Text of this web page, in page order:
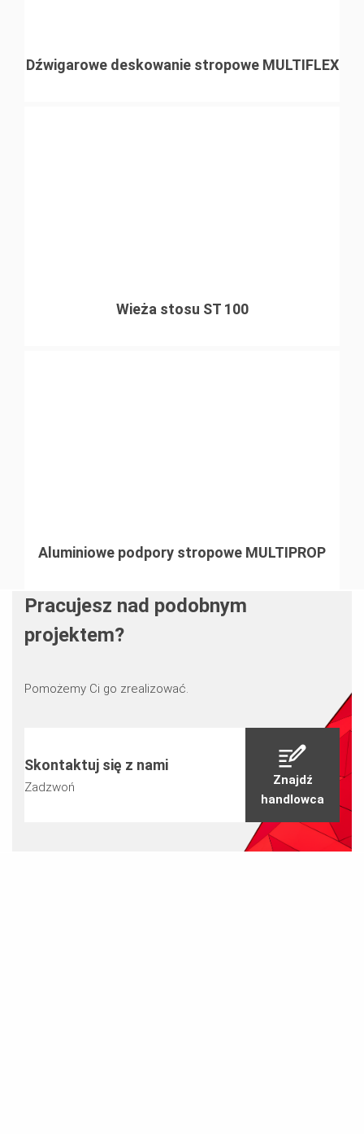
Dźwigarowe deskowanie stropowe MULTIFLEX
Wieża stosu ST 100
Aluminiowe podpory stropowe MULTIPROP
Pracujesz nad podobnym
projektem?
Pomożemy Ci go zrealizować.
Skontaktuj się z nami
Zadzwoń
Znajdź
handlowca